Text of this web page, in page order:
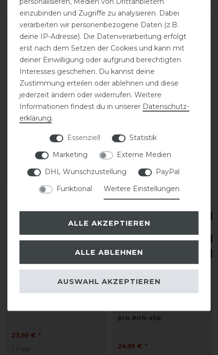
QHP Maria-Hilf-Riemen
10,95 € *
Deckengurt
23,95 € *
1 Paar
pro Anti-slip
24,95 € *
einzubinden und Zugriffe zu analysieren. Dabei
verarbeiten wir personenbezogene Daten (z.B.
deine IP-Adresse). Die Datenverarbeitung erfolgt
erst nach dem Setzen der Cookies und kann mit
deiner Einwilligung oder aufgrund berechtigten
Interesses geschehen. Du kannst deine
Zustimmung erteilen oder ablehnen und diese
jederzeit ändern oder widerrufen. Weitere
Informationen findest du in unserer Daten­schutz­
erklärung.
Essenziell
Statistik
Marketing
Externe Medien
DHL Wunschzustellung
PayPal
Funktional
Weitere Einstellungen
ALLE AKZEPTIEREN
ALLE ABLEHNEN
AUSWAHL AKZEPTIEREN